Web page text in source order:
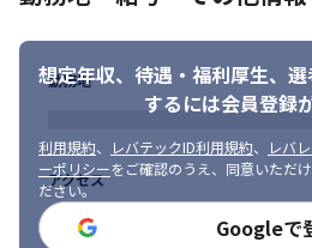
・薬局を起点とした健康スマートシテ
で、地域の課題に寄り添った課題解
・現場の薬剤師との距離が近いので、
・ベンチャーのマインドで0から1を
・変化に柔軟に対応できる方
・丁寧なコミュニケーションが取れる
想定年収、待遇・福利厚生、
するには会員登録
利用規約、 レバテックID利用規約、
レバ
ーポリシーをご確認のうえ、同意いただ
ださい。
Googleで
勤務地
アクセス